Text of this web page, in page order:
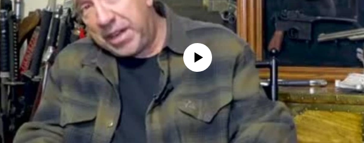
No media source currently available